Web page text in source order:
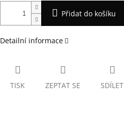
Přidat do košíku
Detailní informace
TISK ZEPTAT SE SDÍLET